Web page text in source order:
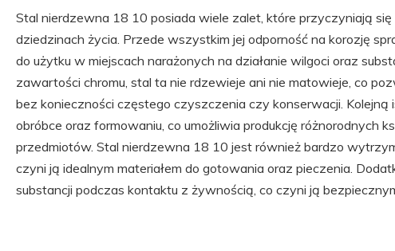
Stal nierdzewna 18 10 posiada wiele zalet, które przyczyniają się
dziedzinach życia. Przede wszystkim jej odporność na korozję
do użytku w miejscach narażonych na działanie wilgoci oraz
zawartości chromu, stal ta nie rdzewieje ani nie matowieje, co
bez konieczności częstego czyszczenia czy konserwacji.
obróbce oraz formowaniu, co umożliwia produkcję różnorodnych
przedmiotów. Stal nierdzewna 18 10 jest również bardzo
czyni ją idealnym materiałem do gotowania oraz pieczenia.
substancji podczas kontaktu z żywnością, co czyni ją